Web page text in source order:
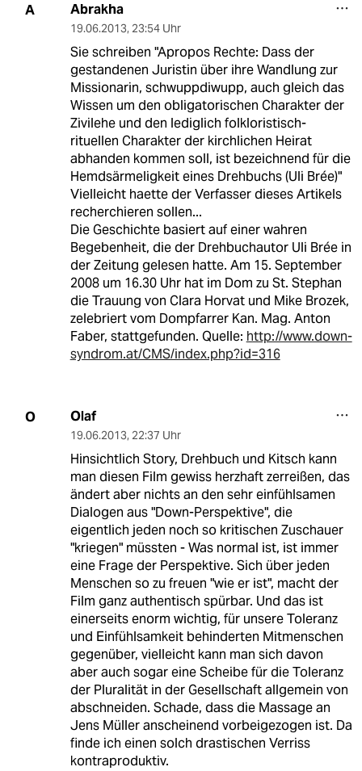
A Abrakha
19.06.2013, 23:54 Uhr
Sie schreiben "Apropos Rechte: Dass der
gestandenen Juristin über ihre Wandlung zur
Missionarin, schwuppdiwupp, auch gleich das
Wissen um den obligatorischen Charakter der
Zivilehe und den lediglich folkloristisch-
rituellen Charakter der kirchlichen Heirat
abhanden kommen soll, ist bezeichnend für die
Hemdsärmeligkeit eines Drehbuchs (Uli Brée)"
Vielleicht haette der Verfasser dieses Artikels
recherchieren sollen...
Die Geschichte basiert auf einer wahren
Begebenheit, die der Drehbuchautor Uli Brée in
der Zeitung gelesen hatte. Am 15. September
2008 um 16.30 Uhr hat im Dom zu St. Stephan
die Trauung von Clara Horvat und Mike Brozek,
zelebriert vom Dompfarrer Kan. Mag. Anton
Faber, stattgefunden. Quelle: http://www.down-
syndrom.at/CMS/index.php?id=316
O Olaf
19.06.2013, 22:37 Uhr
Hinsichtlich Story, Drehbuch und Kitsch kann
man diesen Film gewiss herzhaft zerreißen, das
ändert aber nichts an den sehr einfühlsamen
Dialogen aus "Down-Perspektive", die
eigentlich jeden noch so kritischen Zuschauer
"kriegen" müssten - Was normal ist, ist immer
eine Frage der Perspektive. Sich über jeden
Menschen so zu freuen "wie er ist", macht der
Film ganz authentisch spürbar. Und das ist
einerseits enorm wichtig, für unsere Toleranz
und Einfühlsamkeit behinderten Mitmenschen
gegenüber, vielleicht kann man sich davon
aber auch sogar eine Scheibe für die Toleranz
der Pluralität in der Gesellschaft allgemein von
abschneiden. Schade, dass die Massage an
Jens Müller anscheinend vorbeigezogen ist. Da
finde ich einen solch drastischen Verriss
kontraproduktiv.